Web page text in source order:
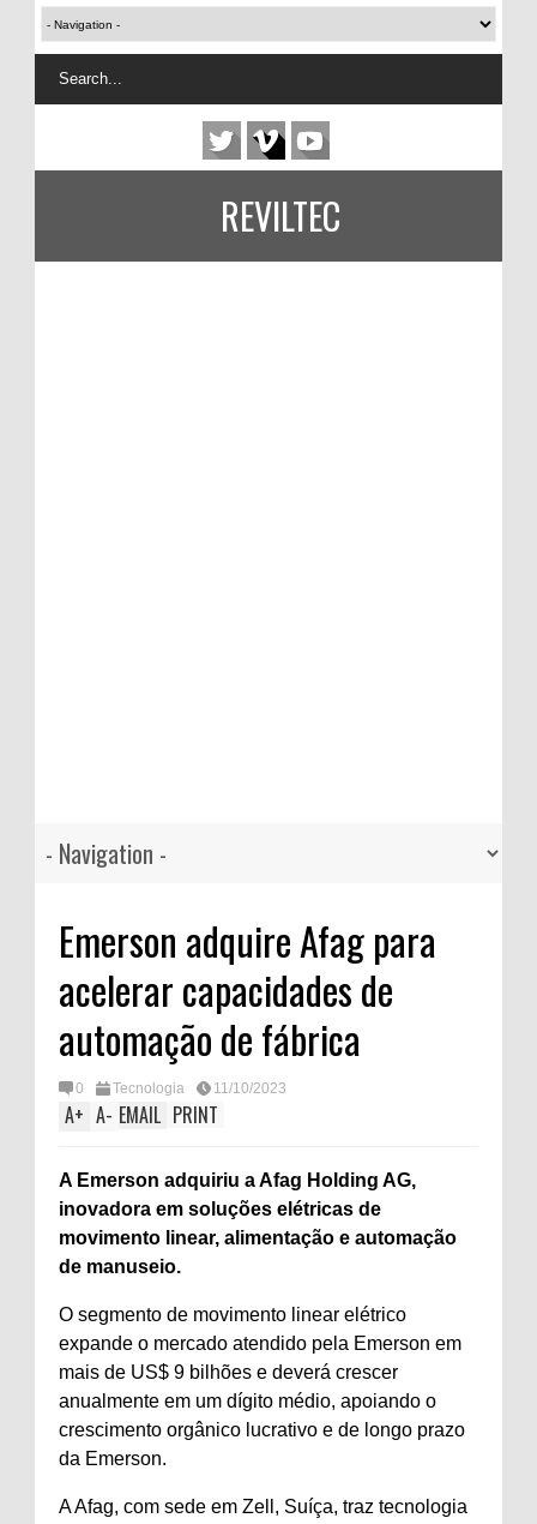
REVILTEC
Emerson adquire Afag para
acelerar capacidades de
automação de fábrica
0 Tecnologia 11/10/2023
A+ A- EMAIL PRINT
A Emerson adquiriu a Afag Holding AG,
inovadora em soluções elétricas de
movimento linear, alimentação e automação
de manuseio.
O segmento de movimento linear elétrico
expande o mercado atendido pela Emerson em
mais de US$ 9 bilhões e deverá crescer
anualmente em um dígito médio, apoiando o
crescimento orgânico lucrativo e de longo prazo
da Emerson.
A Afag, com sede em Zell, Suíça, traz tecnologia